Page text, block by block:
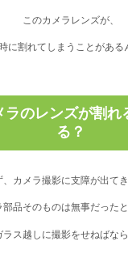
このカメラレンズが、
に割れてしまうことがある
ラのレンズが割れ
る？
カメラ撮影に支障が出てき
部品そのものは無事だったと
ス越しに撮影をせねばなら